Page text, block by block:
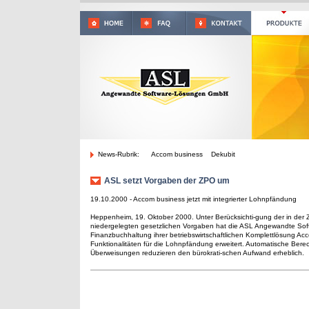
News-Rubrik: Accom business Dekubit
ASL setzt Vorgaben der ZPO um
19.10.2000 - Accom business jetzt mit integrierter Lohnpfändung
Heppenheim, 19. Oktober 2000. Unter Berücksichti-gung der in der
niedergelegten gesetzlichen Vorgaben hat die ASL Angewandte
Finanzbuchhaltung ihrer betriebswirtschaftlichen Komplettlösung
Funktionalitäten für die Lohnpfändung erweitert. Automatische
Überweisungen reduzieren den bürokrati-schen Aufwand erheblich.